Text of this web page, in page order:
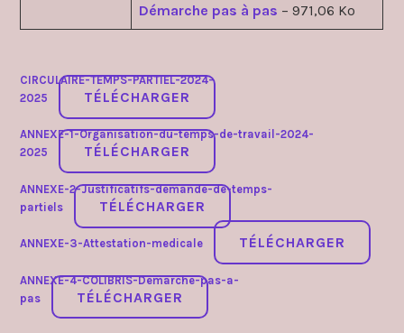
Démarche pas à pas – 971,06 Ko
CIRCULAIRE-TEMPS-PARTIEL-2024-
2025
TÉLÉCHARGER
ANNEXE-1-Organisation-du-temps-de-travail-2024-
2025
TÉLÉCHARGER
ANNEXE-2-Justificatifs-demande-de-temps-
partiels
TÉLÉCHARGER
ANNEXE-3-Attestation-medicale TÉLÉCHARGER
ANNEXE-4-COLIBRIS-Demarche-pas-a-
pas
TÉLÉCHARGER